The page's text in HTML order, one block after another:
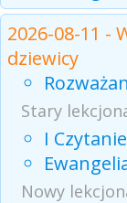
2026-08-11 -
dziewicy
Stary
I Czytanie
Nowy